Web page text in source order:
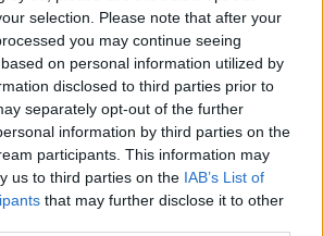
selection. Please note that after your
you may continue seeing
on personal information utilized by
disclosed to third parties prior to
separately opt-out of the further
information by third parties on the
participants. This information may
us to third parties on the IAB’s List of
that may further disclose it to other
με τη Μόσχα
ουδέτερη ως χώρα.
ΝΑΤΟ. Όσο κι αν
πάλεψε να βγούμε
σημαντικούς οργανισμούς